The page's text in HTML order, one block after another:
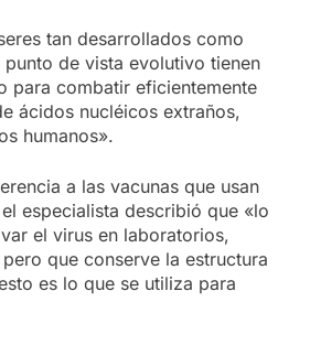
tan desarrollados como
de vista evolutivo tienen
para combatir eficientemente
ácidos nucléicos extraños,
humanos».
a las vacunas que usan
especialista describió que «lo
el virus en laboratorios,
pero que conserve la estructura
es lo que se utiliza para